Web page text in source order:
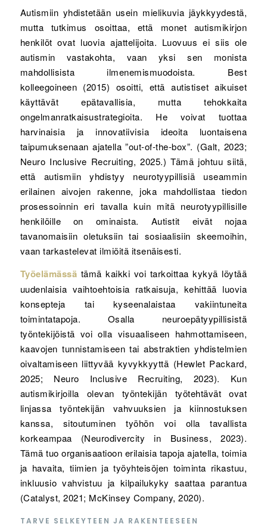
Autismiin yhdistetään usein mielikuvia jäykkyydestä,
mutta tutkimus osoittaa, että monet autismikirjon
henkilöt ovat luovia ajattelijoita. Luovuus ei siis ole
autismin vastakohta, vaan yksi sen monista
mahdollisista ilmenemismuodoista. Best
kolleegoineen (2015) osoitti, että autistiset aikuiset
käyttävät epätavallisia, mutta tehokkaita
ongelmanratkaisustrategioita. He voivat tuottaa
harvinaisia ja innovatiivisia ideoita luontaisena
taipumuksenaan ajatella ”out-of-the-box”. (Galt, 2023;
Neuro Inclusive Recruiting, 2025.) Tämä johtuu siitä,
että autismiin yhdistyy neurotyypillisiä useammin
erilainen aivojen rakenne, joka mahdollistaa tiedon
prosessoinnin eri tavalla kuin mitä neurotyypillisille
henkilöille on ominaista. Autistit eivät nojaa
tavanomaisiin oletuksiin tai sosiaalisiin skeemoihin,
vaan tarkastelevat ilmiöitä itsenäisesti.
Työelämässä tämä kaikki voi tarkoittaa kykyä löytää
uudenlaisia vaihtoehtoisia ratkaisuja, kehittää luovia
konsepteja tai kyseenalaistaa vakiintuneita
toimintatapoja. Osalla neuroepätyypillisistä
työntekijöistä voi olla visuaaliseen hahmottamiseen,
kaavojen tunnistamiseen tai abstraktien yhdistelmien
oivaltamiseen liittyvää kyvykkyyttä (Hewlet Packard,
2025; Neuro Inclusive Recruiting, 2023). Kun
autismikirjoilla olevan työntekijän työtehtävät ovat
linjassa työntekijän vahvuuksien ja kiinnostuksen
kanssa, sitoutuminen työhön voi olla tavallista
korkeampaa (Neurodivercity in Business, 2023).
Tämä tuo organisaatioon erilaisia tapoja ajatella, toimia
ja havaita, tiimien ja työyhteisöjen toiminta rikastuu,
inkluusio vahvistuu ja kilpailukyky saattaa parantua
(Catalyst, 2021; McKinsey Company, 2020).
TARVE SELKEYTEEN JA RAKENTEESEEN